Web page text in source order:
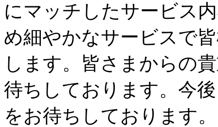
にマッチしたサービス
め細やかなサービスで
します。皆さまからの
待ちしております。今
をお待ちしております